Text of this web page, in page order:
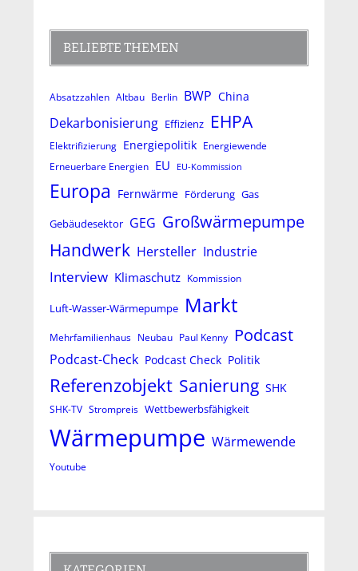
BELIEBTE THEMEN
Absatzzahlen Altbau Berlin BWP China
Dekarbonisierung Effizienz EHPA
Elektrifizierung Energiepolitik Energiewende
Erneuerbare Energien EU EU-Kommission
Europa Fernwärme Förderung Gas
Gebäudesektor GEG Großwärmepumpe
Handwerk Hersteller Industrie
Interview Klimaschutz Kommission
Luft-Wasser-Wärmepumpe Markt
Mehrfamilienhaus Neubau Paul Kenny Podcast
Podcast-Check Podcast Check Politik
Referenzobjekt Sanierung SHK
SHK-TV Strompreis Wettbewerbsfähigkeit
Wärmepumpe Wärmewende
Youtube